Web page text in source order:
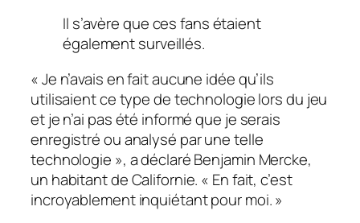
Il s’avère que ces fans étaient
également surveillés.
« Je n’avais en fait aucune idée qu’ils
utilisaient ce type de technologie lors du jeu
et je n’ai pas été informé que je serais
enregistré ou analysé par une telle
technologie », a déclaré Benjamin Mercke,
un habitant de Californie. « En fait, c’est
incroyablement inquiétant pour moi. »